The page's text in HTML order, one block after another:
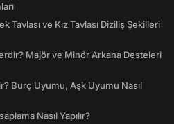
Tavlası ve Kız Tavlası Diziliş Şekilleri
Majör ve Minör Arkana Desteleri
Burç Uyumu, Aşk Uyumu Nasıl
Nasıl Yapılır?